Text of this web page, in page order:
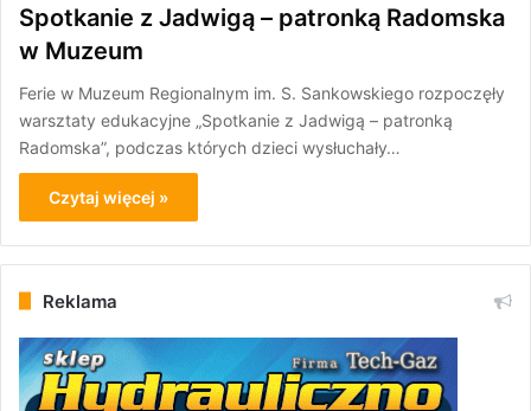
Spotkanie z Jadwigą – patronką Radomska
w Muzeum
Ferie w Muzeum Regionalnym im. S. Sankowskiego rozpoczęły
warsztaty edukacyjne „Spotkanie z Jadwigą – patronką
Radomska”, podczas których dzieci wysłuchały…
Czytaj więcej »
Reklama